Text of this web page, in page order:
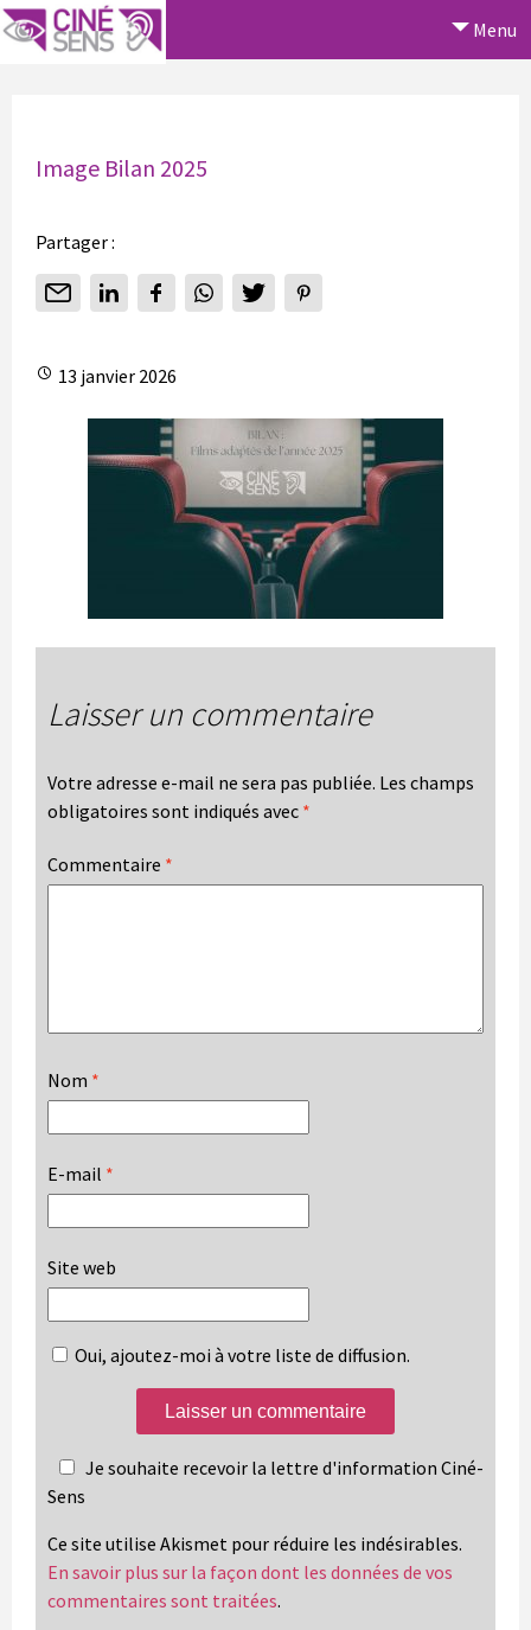
Menu
Image Bilan 2025
Partager :
13 janvier 2026
Laisser un commentaire
Votre adresse e-mail ne sera pas publiée. Les champs
obligatoires sont indiqués avec *
Commentaire *
Nom *
E-mail *
Site web
Oui, ajoutez-moi à votre liste de diffusion.
Je souhaite recevoir la lettre d'information Ciné-
Sens
Ce site utilise Akismet pour réduire les indésirables.
En savoir plus sur la façon dont les données de vos
commentaires sont traitées.